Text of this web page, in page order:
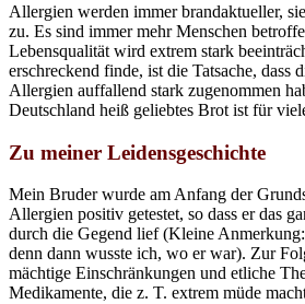
Allergien werden immer brandaktueller,
zu. Es sind immer mehr Menschen
Lebensqualität wird extrem stark
erschreckend finde, ist die Tatsache, dass
Allergien auffallend stark zugenommen
Deutschland heiß geliebtes Brot ist für
Zu meiner Leidensgeschichte
Mein Bruder wurde am Anfang der
Allergien positiv getestet, so dass er das
durch die Gegend lief (Kleine
denn dann wusste ich, wo er war). Zur
mächtige Einschränkungen und etliche
Medikamente, die z. T. extrem müde